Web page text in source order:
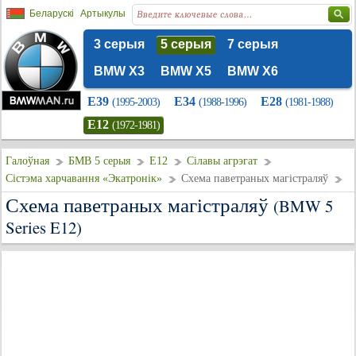
Беларускі Артыкулы
3 серыя 5 серыя
7 серыя
BMW X3
BMW X5 BMW X6
E39 (1995-2003) E34 (1988-1996) E28 (1981-1988)
E12 (1972-1981)
Галоўная БМВ 5 серыя E12
Сілавы агрэгат
Сістэма харчавання «Экатронік»
Схема паветраных магістраляў
Схема паветраных магістраляў (BMW 5
Series E12)